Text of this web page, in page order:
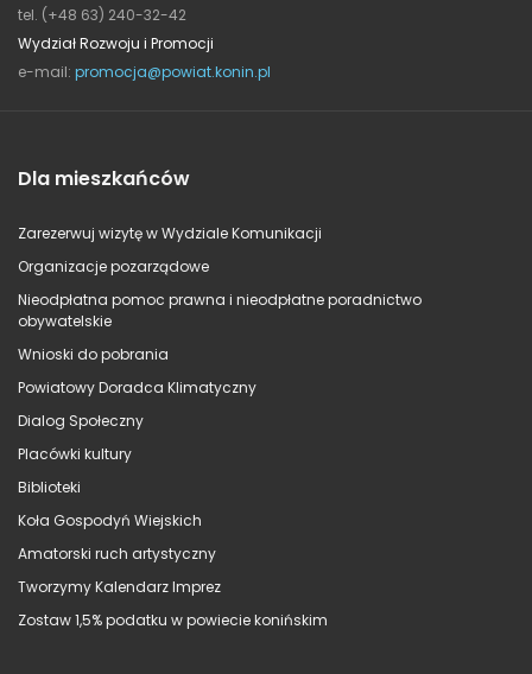
tel. (+48 63) 240-32-42
Wydział Rozwoju i Promocji
e-mail: promocja@powiat.konin.pl
Dla mieszkańców
Zarezerwuj wizytę w Wydziale Komunikacji
Organizacje pozarządowe
Nieodpłatna pomoc prawna i nieodpłatne poradnictwo
obywatelskie
Wnioski do pobrania
Powiatowy Doradca Klimatyczny
Dialog Społeczny
Placówki kultury
Biblioteki
Koła Gospodyń Wiejskich
Amatorski ruch artystyczny
Tworzymy Kalendarz Imprez
Zostaw 1,5% podatku w powiecie konińskim